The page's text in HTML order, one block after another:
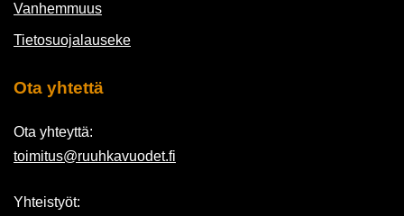
Vanhemmuus
Tietosuojalauseke
Ota yhtettä
Ota yhteyttä:
toimitus@ruuhkavuodet.fi
Yhteistyöt: